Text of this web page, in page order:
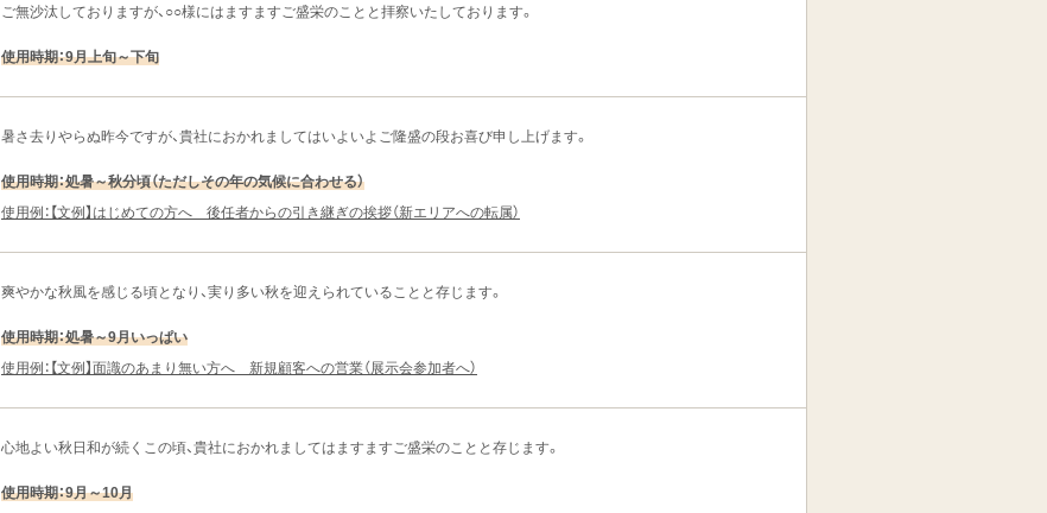
ご無沙汰しておりますが、○○様にはますますご盛栄のことと拝察いたしております。
使用時期：9月上旬～下旬
暑さ去りやらぬ昨今ですが、貴社におかれましてはいよいよご隆盛の段お喜び申し上げます。
使用時期：処暑～秋分頃（ただしその年の気候に合わせる）
使用例：【文例】はじめての方へ 後任者からの引き継ぎの挨拶（新エリアへの転属）
爽やかな秋風を感じる頃となり、実り多い秋を迎えられていることと存じます。
使用時期：処暑～9月いっぱい
使用例：【文例】面識のあまり無い方へ 新規顧客への営業（展示会参加者へ）
心地よい秋日和が続くこの頃、貴社におかれましてはますますご盛栄のことと存じます。
使用時期：9月～10月